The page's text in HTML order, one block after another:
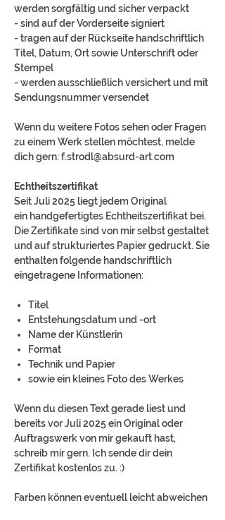
werden sorgfältig und sicher verpackt
- sind auf der Vorderseite signiert
- tragen auf der Rückseite handschriftlich
Titel, Datum, Ort sowie Unterschrift oder
Stempel
- werden ausschließlich versichert und mit
Sendungsnummer versendet
Wenn du weitere Fotos sehen oder Fragen
zu einem Werk stellen möchtest, melde
dich gern: f.strodl@absurd-art.com
Echtheitszertifikat
Seit Juli 2025 liegt jedem Original
ein handgefertigtes Echtheitszertifikat bei.
Die Zertifikate sind von mir selbst gestaltet
und auf strukturiertes Papier gedruckt. Sie
enthalten folgende handschriftlich
eingetragene Informationen:
Titel
Entstehungsdatum und -ort
Name der Künstlerin
Format
Technik und Papier
sowie ein kleines Foto des Werkes
Wenn du diesen Text gerade liest und
bereits vor Juli 2025 ein Original oder
Auftragswerk von mir gekauft hast,
schreib mir gern. Ich sende dir dein
Zertifikat kostenlos zu. :)
Farben können eventuell leicht abweichen